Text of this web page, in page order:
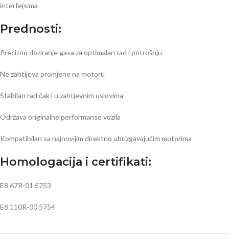
interfejsima
Prednosti:
Precizno doziranje gasa za optimalan rad i potrošnju
Ne zahtijeva promjene na motoru
Stabilan rad čak i u zahtjevnim uslovima
Održava originalne performanse vozila
Kompatibilan sa najnovijim direktno ubrizgavajućim motorima
Homologacija i certifikati:
E8 67R-01 5753
E8 110R-00 5754